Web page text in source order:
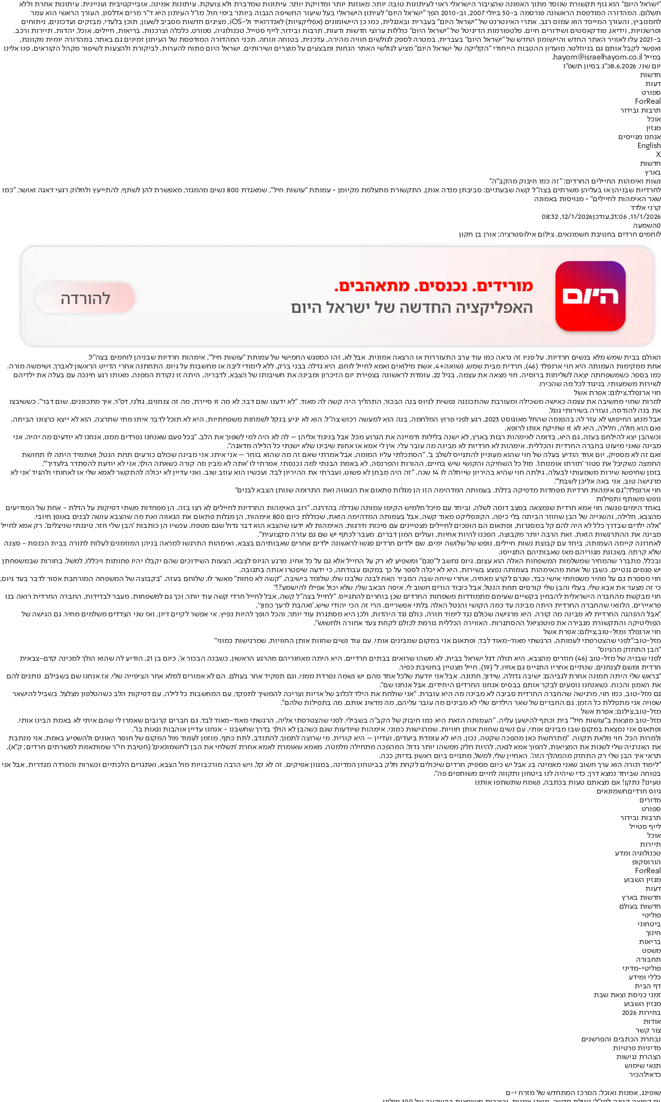
"ישראל היום" הוא גוף תקשורת שנוסד מתוך האמונה שהציבור הישראלי ראוי לעיתונות טובה יותר, מאוזנת יותר ומדויקת יותר. עיתונות שמדברת ולא צועקת. עיתונות אמינה, אובייקטיבית ועניינית. עיתונות אחרת וללא
תשלום. המהדורה המודפסת הראשונה פורסמה ב-30 ביולי 2007, וב-2010 הפך "ישראל היום" לעיתון הישראלי בעל שיעור החשיפה הגבוה ביותר בימי חול. מו"ל העיתון היא ד"ר מרים אדלסון. העורך הראשי הוא עמר
לחמנוביץ, והעורך המייסד הוא עמוס רגב. אתרי האינטרנט של "ישראל היום" בעברית ובאנגלית, כמו כן היישומונים (אפליקציות) לאנדרואיד ול-iOS, מציגים חדשות מסביב לשעון, תוכן בלעדי, מבזקים ועדכונים, ניתוחים
ופרשנויות, וידיאו, פודקאסטים ושידורים חיים. פלטפורמות הדיגיטל של "ישראל היום" כוללות ערוצי חדשות ודעות, תרבות ובידור, לייף סטייל, טכנולוגיה, ספורט, כלכלה וצרכנות, בריאות, חיילים, אוכל, יהדות, תיירות ורכב.
ב-2021 עלו לאוויר האתר החדש והיישומון החדש של "ישראל היום" בעברית, במטרה לספק לגולשים חוויה מהירה, עדכנית, בטוחה ונוחה. תכני המהדורה המודפסת של העיתון זמינים גם באתר, במהדורה יומית מקוונת,
ואפשר לקבל אותם גם בניוזלטר. מועדון ההטבות הייחודי "הקליקה של ישראל היום" מציע לגולשי האתר הנחות ומבצעים על מוצרים ושירותים. ישראל היום פתוח להערות, לביקורת ולהצעות לשיפור מקהל הקוראים. פנו אלינו
במייל hayom@israelhayom.co.il.
יום שני, 8.6.2026
כ"ג בסיון תשפ"ו
חדשות
דעות
ספורט
ForReal
תרבות ובידור
אוכל
מגזין
אנחנו מגייסים
English
X
חדשות
בארץ
נשות ואימהות החיילים החרדים: "זה כמו חיבוק מהקב"ה"
לחרדיות שבניהן או בעליהן משרתים בצה"ל קשה שבעתיים: סביבתן מנדה אותן, התקשורת מתעלמת מקיומן • עמותת "עושות חיל", שמאגדת 800 נשים מהמגזר, מאפשרת להן לשתף, להתייעץ ולחלוק רגעי דאגה ואושר, "כמו
שאר האימהות לחיילים" • מגויסות באמונה
קרני אלדד
11/1/2026, 21:06
,עודכן12/1/2026, 08:32
0השמעה
לוחמים חרדים בחטיבת חשמונאים. צילום אילוסטרציה: אורן בן חקון
האולם בבית שמש מלא בנשים חרדיות. על פניו זה נראה כמו עוד ערב התעוררות או הרצאה אמונית. אבל לא, זהו המפגש החמישי של עמותת "עושות חיל", אימהות חרדיות שבניהן לוחמים בצה"ל.
אחת ממקימות העמותה היא חוי ארנפלד (46), חרדית מבית שמש, נשואה+4, אשת מילואים ואמא לחייל לוחם. היא גדלה בבני ברק, ללא לימודי ליבה או מחשבות על גיוס. התחתנה אחרי הדייט הראשון לאברך, ושימשה מורה.
כמו בספר. כשמשפחתה יצאה לשליחות ברוסיה, חוי מצאה את עצמה, בגיל 22, עומדת לראשונה בצפירת יום הזיכרון ומבינה את חשיבותו של הצבא. לדבריה, היתה זו נקודת המפנה. מאותו רגע חינכה עם בעלה את ילדיהם
לשירות משמעותי, בניגוד לכל מה שהכירו.
חוי ארנפלד,צילום: אפרת אשל
למרות שחוי מחשיבה את עצמה כאישה משכילה ומעורבת שהתכוננה נפשית לגיוס בנה הבכור, התהליך היה קשה לה מאוד. "לא ידענו שום דבר, לא מה זו סיירת, מה זה צנחנים, גולני, דפ"ר, איך מתכוננים. שום דבר". כששיבצו
את בנה להנדסה, נעזרה בשירותי גוגל.
אבל מנוע החיפוש לא עזר לה בהפנמה שהחל מאוגוסט 2023, רגע לפני פרוץ המלחמה, בנה הוא למעשה רכוש צה"ל. הוא לא יגיע בנקל לשמחות משפחתיות, היא לא תוכל לדבר איתו מתי שתרצה, הוא לא ייצא כרצונו הביתה,
ואם הוא חולה, חלילה, היא לא זו שתיקח אותו לרופא.
וכשהבן יצא להילחם בעזה, גם היא, בדומה לאימהות רבות בארץ, לא ישנה בלילות ודמיינה את הגרוע מכל. אבל בניגוד אליהן – לה לא היה למי לשפוך את הלב. "בכל פעם שאנחנו נפרדים ממנו, אנחנו לא יודעים מה יהיה. אני
מבינה שאני מיעוט בחברה החרדית והכללית. אימהות לא חרדיות לא מבינה מה עובר עלי. אין לי אמא או אחות שיבינו שלא ישנתי כל הלילה מדאגה".
ואם זה לא מספיק, יום אחד הודיע בעלה של חוי שהוא מעוניין להתגייס לשלב ב'. "הסתכלתי עליו המומה, אבל אמרתי שאם זה מה שהוא בוחר – אני איתו. אני מבינה שכולם כורעים תחת הנטל, ושתמיד היתה לו תחושת
החמצה כשקיבל את פטור 'תורתו אומנותו'. מול כל השחיקה והקושי שיש בחיים, ההורות והפרנסה, לא באמת הבנתי למה נכנסתי. אמרתי לו 'אתה לא מבין מה קורה כשאתה הולך, אני לא יודעת להסתדר בלעדיך'".
בזמן שחיפשו שירות משמעותי לבעלה, גילתה חוי שהיא בהיריון שייחלה לו 14 שנה. "זה היה מבחן לא פשוט, ועברתי את ההיריון לבד. ועכשיו הוא עוזב שוב. ואני עדיין לא יכולה להתקשר לאמא שלי או לאחותי ולהגיד 'אני לא
מרגישה טוב, אני באה אליכן לשבת'".
חוי ארנפלד:"גם אימהות חרדיות מפחדות מדפיקה בדלת. בעמותה המדהימה הזו הן מגלות פתאום את הגאווה ואת התרומה שנותן הצבא לבנים"
נופש משותף ותפילות
באחד הימים פגשה חוי אמא חרדית שנמצאה במצב דומה לשלה, וביחד עם מיכל חלמיש הקימו עמותה שגדלה בהדרגה. "רוב האימהות החרדיות לחיילים לא רצו בזה. הן מפחדות משתי דפיקות על הדלת - אחת של המודיעים
מהצבא, חלילה, והשנייה של הבן שחוזר הביתה בלי כיפה. הקונפליקט מאוד קשה, אבל בעמותה המדהימה הזאת, שכוללת כיום 800 אימהות, הן מגלות פתאום את הגאווה ואת מה שהצבא עושה לבנים באופן חיובי.
"אלה ילדים שבדרך כלל לא היה להם קל במסגרות, ופתאום הם הופכים לחיילים מצטיינים עם סיכות ודרגות. האימהות לא ידעו שהצבא הוא דבר גדול שגם מטפח. עכשיו הן כותבות 'הבן שלי חזר, טיגנתי שניצלים'. רק אמא לחייל
מבינה את ההתרגשות הזאת. זאת הרבה יותר מקבוצה. הפכנו להיות אחיות, ועולים המון דברים. מעבר לכתף יש שם גם עזרה מקצועית".
לאחרונה קיימה העמותה, ביחד עם קבוצת נשות חיילים, נופש של שלושה ימים. שם ילדים חרדים פגשו לראשונה ילדים אחרים שאבותיהם בצבא, ואימהות התרגשו למראה בניהן המוזמנים לעלות לתורה בבית הכנסת - סצנה
שלא קרתה בשכונת מגוריהם מאז שאבותיהם התגייסו.
ובכלל, מתברר שהמחיר שמשלמות המשפחות האלה הוא עצום. גיוס נחשב ל"פגם" ומשפיע לא רק על החייל אלא גם על כל אחיו. מרגע הגיוס לצבא, הצעות השידוכים שהם יקבלו יהיו פחותות ויכללו, למשל, בחורות שבמשפחתן
יש פגמים גנטיים. כשבן של אחת מהאימהות בעמותה נפצע בשירות, היא לא יכלה לספר על כך במקום עבודתה, כי ידעה שיפטרו אותה בתגובה.
חוי מספרת גם על מחיר משפחתי אישי כבד, שגרם לקרע מאחיה, אחרי שיחה שבה הסביר האח לבנה שלבנו שלו, שלומד בישיבה, "קשה לא פחות" מאשר לו, שלוחם בעזה. "בקבוצה של המשפחה המורחבת אסור לדבר בעד גיוס,
כי זה מצער את אבא שלי. בעלי והבן שלי קורסים תחת הנטל, אבל כיבוד הורים חשוב לי. איפה הכאב שלי, שלא יכול אפילו להישמע?!"
חוי מבקשת מהחברה הישראלית להבחין בקשיים שעימם מתמודדות משפחות החרדים שכן בוחרים להתגייס. "לחייל בצה"ל קשה, אבל לחייל חרדי קשה עוד יותר, וכך גם למשפחות. מעבר לבדידות, החברה החרדית רואה בנו
פראיירים. הלוואי שהחברה החרדית היתה מבינה עד כמה הקושי והנטל האלה בלתי אפשריים. הרי זה הכי יהודי שיש, 'ואהבת לרעך כמוך'.
"אבל ההנהגה החרדית לא מבינה מה קורה. היא מרגישה שכולם נגד לימוד תורה, כולם נגד היהדות, ולכן היא מסתגרת עוד יותר, והכל הופך להיות נפיץ. אי אפשר לקיים דיון, ואז שני הצדדים משלמים מחיר. גם הגישה של
הפוליטיקה והתקשורת מגבירה את פוטנציאל ההסתגרות. האווירה הכללית גורמת לכולם לקחת צעד אחורה ולחשוש".
חוי ארנפלד ומזל-טוב,צילום: אפרת אשל
מזל-טוב:"לפני שהצטרפתי לעמותה, הרגשתי מאוד-מאוד לבד, ופתאום אני במקום שמבינים אותי. עם עוד נשים שחוות אותן החוויות, שמרגישות כמוני"
"הבן התחזק מהגיוס"
לפני שבניה של מזל-טוב (46) חוזרים מהצבא, היא תולה דגל ישראל בבית. לא משהו שרואים בבתים חרדיים. היא היתה מאחוריהם מהרגע הראשון, כשבנה הבכור א', כיום בן 21, הודיע לה שהוא הולך למכינה קדם-צבאית
חרדית ומשם לצנחנים. שנתיים אחריו התגייס גם אחיו, ל' (19), חייל מצטיין בחטיבת כפיר.
"בראש שלי היתה תמונה אחרת לגביהם: ישיבה גדולה, שידוך, חתונה. אבל אני יודעת שלכל אחד מהם יש נשמה נפרדת ממני, וגם תפקיד אחר בעולם. הם לא אמורים למלא אחר הציפייה שלי. אז אנחנו שם בשבילם. נותנים להם
את האמון והכוח. כשאנחנו נוסעים לבקר אותם בבסיס אנחנו החרדים היחידים, אבל אנחנו שם".
גם מזל-טוב, כמו חוי, מרגישה שהחברה החרדית סביבה לא מבינה מה היא עוברת. "אני שולחת את הילד לכלוב של אריות וצריכה להמשיך לתפקד, עם המחשבות כל לילה, עם דפיקות הלב כשהטלפון מצלצל. בשביל להישאר
שפויה אני מתפללת כל הזמן. גם החברים של שאר הילדים שלי לא מבינים מה עובר עליהם, מה מדאיג אותם, מה בתפילות שלהם".
מזל-טוב,צילום: אפרת אשל
מזל-טוב מוצאת ב"עושות חיל" בית וכתף להישען עליה. "העמותה הזאת היא כמו חיבוק של הקב"ה בשבילי. לפני שהצטרפתי אליה, הרגשתי מאוד-מאוד לבד. גם חברים קרובים שאמרו לי שהם איתי לא באמת הבינו אותי.
ופתאום אני נמצאת במקום שבו מבינים אותי, עם נשים שחוות אותן חוויות, שמרגישות כמוני. אימהות שיודעות שגם כשהבן לא הולך בדרך שחשבנו - אנחנו עדיין אוהבות וגאות בו".
ולמרות הכל, חוי מלאת תקווה. "מתרחשת כאן מהפכה שקטה. נכון, היא לא עומדת ביעדים, ועדיין – היא קורית. מי שרוצה לתמוך, להתנדב, לתת כתף, מוזמן לעמוד מול המקום של חוסר האונים ולהשפיע באמת. אני מנתבת
את האנרגיה שלי לשנות את המציאות, להפוך אמא לגאה, להיות חלק ממשהו יותר גדול. המהפכה מתחילה מלמטה. מאמא שאומרת לאמא אחרת 'תשלחי את הבן ל'חשמונאים' (חטיבת חי"ר שמותאמת למשרתים חרדים; ק"א),
תראי איך הבן שלי רק התחזק מהמהלך הזה'. האחיין שלי, למשל, מתגייס ביום ראשון בדיוק ככה.
"לימוד תורה הוא ערך חשוב שאני מאמינה בו, אבל יש כיום מספיק חרדים שיכולים לקחת חלק בביטחון המדינה, במגוון אפיקים. זה לא קל, ויש הרבה מורכבויות מול הצבא, ואתגרים הלכתיים וכשרות והפרדה מגדרית, אבל אני
בטוחה שביחד נמצא דרך, כדי שיהיה לנו ביטחון ותקווה לחיים משותפים פה".
טעינו? נתקן! אם מצאתם טעות בכתבה, נשמח שתשתפו אותנו
גיוס חרדיםחשמונאים
מדורים
ספורט
תרבות ובידור
לייף סטייל
אוכל
תיירות
טכנולוגיה ומדע
הורוסקופ
ForReal
מגזין השבוע
דעות
חדשות בארץ
חדשות בעולם
פוליטי
ביטחוני
חינוך
בריאות
משפט
תחבורה
פוליטי-מדיני
כללי ומידע
דף הבית
זמני כניסת וצאת שבת
מגזין השבוע
בחירות 2026
אודות
צור קשר
נבחרת הכתבים והפרשנים
מדיניות פרטיות
הצהרת נגישות
תנאי שימוש
כדאילהכיר
שופינג, אמנות ואוכל: המרכז המתחדש של מזרח י-ם